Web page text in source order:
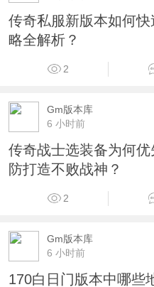
传奇私服新版本如何
略全解析？
2
Gm版本库
6 小时前
传奇战士选装备为何
防打造不败战神？
2
Gm版本库
6 小时前
170白日门版本中哪些